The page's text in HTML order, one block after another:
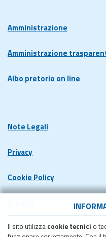
Il sito utilizza cookie tecnici o
Amministrazione
Amministrazione
Albo pretorio on line
Note Legali
Privacy
Cookie Policy
Dichiarazione di